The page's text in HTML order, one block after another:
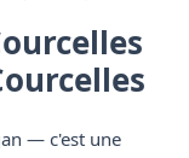
— c'est une